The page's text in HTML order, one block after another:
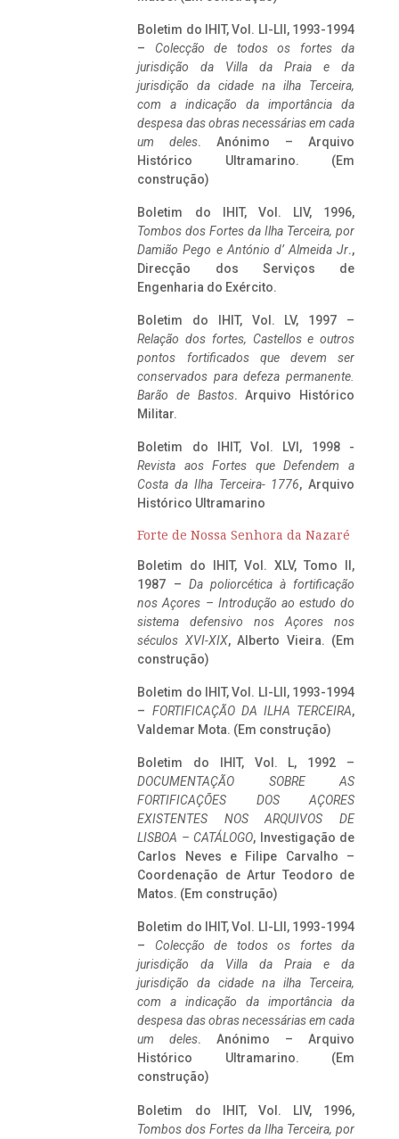
Boletim do IHIT, Vol. LI-LII, 1993-1994
– Colecção de todos os fortes da
jurisdição da Villa da Praia e da
jurisdição da cidade na ilha Terceira,
com a indicação da importância da
despesa das obras necessárias em cada
um deles. Anónimo – Arquivo
Histórico Ultramarino. (Em
construção)
Boletim do IHIT, Vol. LIV, 1996,
Tombos dos Fortes da Ilha Terceira, por
Damião Pego e António d’ Almeida Jr.,
Direcção dos Serviços de
Engenharia do Exército.
Boletim do IHIT, Vol. LV, 1997 –
Relação dos fortes, Castellos e outros
pontos fortificados que devem ser
conservados para defeza permanente.
Barão de Bastos. Arquivo Histórico
Militar.
Boletim do IHIT, Vol. LVI, 1998 -
Revista aos Fortes que Defendem a
Costa da Ilha Terceira- 1776, Arquivo
Histórico Ultramarino
Forte de Nossa Senhora da Nazaré
Boletim do IHIT, Vol. XLV, Tomo II,
1987 – Da poliorcética à fortificação
nos Açores – Introdução ao estudo do
sistema defensivo nos Açores nos
séculos XVI-XIX, Alberto Vieira. (Em
construção)
Boletim do IHIT, Vol. LI-LII, 1993-1994
– FORTIFICAÇÃO DA ILHA TERCEIRA,
Valdemar Mota. (Em construção)
Boletim do IHIT, Vol. L, 1992 –
DOCUMENTAÇÃO SOBRE AS
FORTIFICAÇÕES DOS AÇORES
EXISTENTES NOS ARQUIVOS DE
LISBOA – CATÁLOGO, Investigação de
Carlos Neves e Filipe Carvalho –
Coordenação de Artur Teodoro de
Matos. (Em construção)
Boletim do IHIT, Vol. LI-LII, 1993-1994
– Colecção de todos os fortes da
jurisdição da Villa da Praia e da
jurisdição da cidade na ilha Terceira,
com a indicação da importância da
despesa das obras necessárias em cada
um deles. Anónimo – Arquivo
Histórico Ultramarino. (Em
construção)
Boletim do IHIT, Vol. LIV, 1996,
Tombos dos Fortes da Ilha Terceira, por